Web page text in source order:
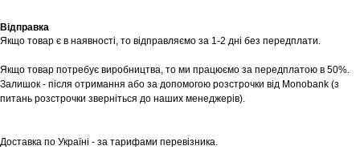
Відправка
Якщо товар є в наявності, то відправляємо за 1-2 дні без передплати.
Якщо товар потребує виробництва, то ми працюємо за передплатою в 50%.
Залишок - після отримання або за допомогою розстрочки від Monobank (з
питань розстрочки зверніться до наших менеджерів).
Доставка по Україні - за тарифами перевізника.